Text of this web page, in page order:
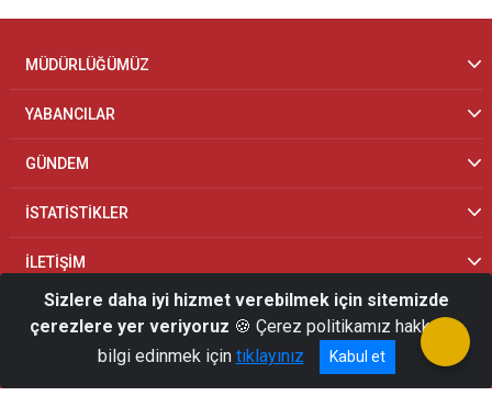
MÜDÜRLÜĞÜMÜZ
YABANCILAR
GÜNDEM
İSTATİSTİKLER
İLETİŞİM
Sizlere daha iyi hizmet verebilmek için sitemizde
çerezlere yer veriyoruz 🍪 Çerez politikamız hakkında
bilgi edinmek için tıklayınız Kabul et